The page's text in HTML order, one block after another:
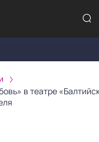
в театре